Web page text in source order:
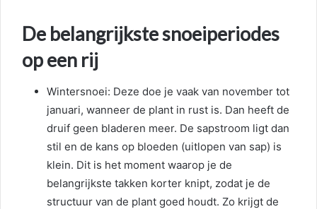
De belangrijkste snoeiperiodes
op een rij
Wintersnoei: Deze doe je vaak van november tot
januari, wanneer de plant in rust is. Dan heeft de
druif geen bladeren meer. De sapstroom ligt dan
stil en de kans op bloeden (uitlopen van sap) is
klein. Dit is het moment waarop je de
belangrijkste takken korter knipt, zodat je de
structuur van de plant goed houdt. Zo krijgt de